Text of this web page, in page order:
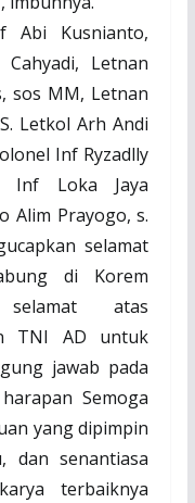
Abi Kusnianto,
Letnan
sos MM, Letnan
Letkol Arh Andi
Inf Ryzadlly
Inf Loka Jaya
Alim Prayogo, s.
selamat
di Korem
selamat atas
TNI AD untuk
jawab pada
Semoga
yang dipimpin
dan senantiasa
terbaiknya